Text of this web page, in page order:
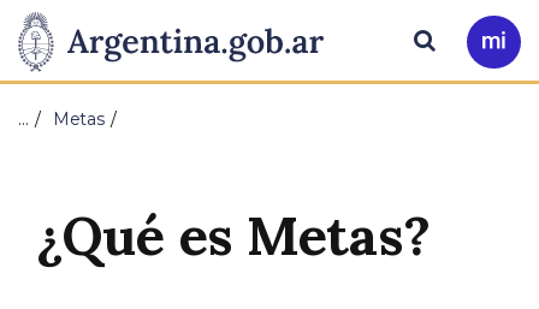
Presidencia
de
Nación
Pasar al contenido principal
Ir
a
Buscar
… Metas
¿Qué es Metas?